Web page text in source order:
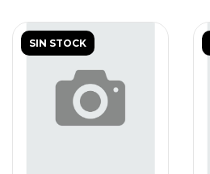
SIN STOCK